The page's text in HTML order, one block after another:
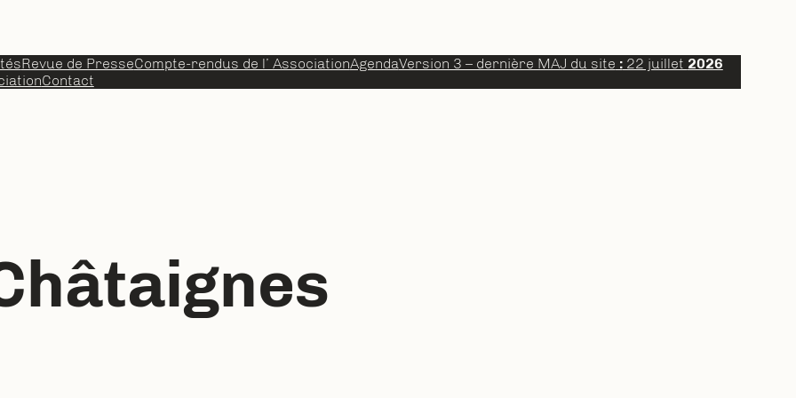
Revue de PresseCompte-rendus de l’ AssociationAgendaVersion 3 – dernière MAJ du site :22 juillet 2026
Contact